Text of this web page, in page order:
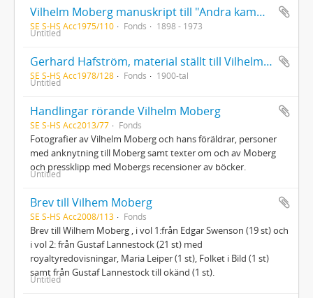
Vilhelm Moberg manuskript till "Andra kammaren uti Gustaf III:s sängkammare"
SE S-HS Acc1975/110 Fonds 1898 - 1973
Untitled
Gerhard Hafström, material ställt till Vilhelm Mobergs förfogande för hans "Min svenska historia 2" samt korrespondens m.m. om VM:s bok
SE S-HS Acc1978/128 Fonds 1900-tal
Untitled
Handlingar rörande Vilhelm Moberg
SE S-HS Acc2013/77 Fonds
Fotografier av Vilhelm Moberg och hans föräldrar, personer
med anknytning till Moberg samt texter om och av Moberg
och pressklipp med Mobergs recensioner av böcker.
Untitled
Brev till Vilhem Moberg
SE S-HS Acc2008/113 Fonds
Brev till Wilhem Moberg , i vol 1:från Edgar Swenson (19 st) och
i vol 2: från Gustaf Lannestock (21 st) med
royaltyredovisningar, Maria Leiper (1 st), Folket i Bild (1 st)
samt från Gustaf Lannestock till okänd (1 st).
Untitled